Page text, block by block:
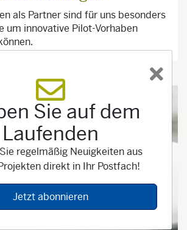
als Partner sind für uns besonders
um innovative Pilot-Vorhaben
Sie auf dem
Laufenden
regelmäßig Neuigkeiten aus
direkt in Ihr Postfach!
Jetzt abonnieren